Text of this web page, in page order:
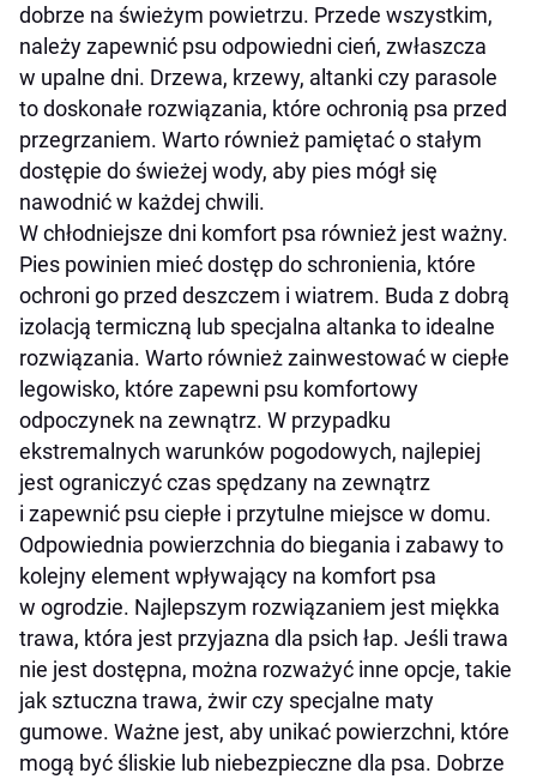
dobrze na świeżym powietrzu. Przede wszystkim,
należy zapewnić psu odpowiedni cień, zwłaszcza
w upalne dni. Drzewa, krzewy, altanki czy parasole
to doskonałe rozwiązania, które ochronią psa przed
przegrzaniem. Warto również pamiętać o stałym
dostępie do świeżej wody, aby pies mógł się
nawodnić w każdej chwili.
W chłodniejsze dni komfort psa również jest ważny.
Pies powinien mieć dostęp do schronienia, które
ochroni go przed deszczem i wiatrem. Buda z dobrą
izolacją termiczną lub specjalna altanka to idealne
rozwiązania. Warto również zainwestować w ciepłe
legowisko, które zapewni psu komfortowy
odpoczynek na zewnątrz. W przypadku
ekstremalnych warunków pogodowych, najlepiej
jest ograniczyć czas spędzany na zewnątrz
i zapewnić psu ciepłe i przytulne miejsce w domu.
Odpowiednia powierzchnia do biegania i zabawy to
kolejny element wpływający na komfort psa
w ogrodzie. Najlepszym rozwiązaniem jest miękka
trawa, która jest przyjazna dla psich łap. Jeśli trawa
nie jest dostępna, można rozważyć inne opcje, takie
jak sztuczna trawa, żwir czy specjalne maty
gumowe. Ważne jest, aby unikać powierzchni, które
mogą być śliskie lub niebezpieczne dla psa. Dobrze